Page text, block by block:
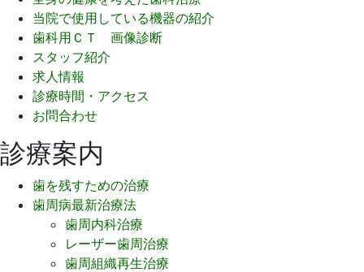
当院で使用している機器の紹介
歯科用ＣＴ 画像診断
スタッフ紹介
求人情報
診療時間・アクセス
お問合わせ
診療案内
歯を残すための治療
歯周病最新治療法
歯周内科治療
レーザー歯周治療
歯周組織再生治療